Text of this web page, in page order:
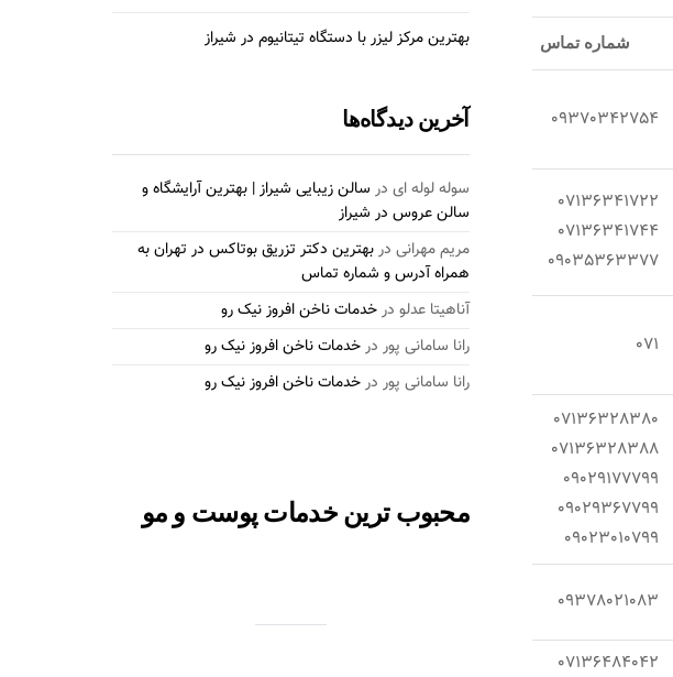
شماره تماس
09370342754
07136341722
07136341744
09035363377
071
07136328380
07136328388
09029177799
09029367799
09023010799
09378021083
07136484042
بهترین مرکز لیزر با دستگاه تیتانیوم در شیراز
آخرین دیدگاه‌ها
سوله لوله ای در سالن زیبایی شیراز | بهترین آرایشگاه و
سالن عروس در شیراز
مریم مهرانی دربهترین دکتر تزریق بوتاکس در تهران به
همراه آدرس و شماره تماس
آناهیتا عدلو درخدمات ناخن افروز نیک رو
رانا سامانی پور درخدمات ناخن افروز نیک رو
رانا سامانی پور درخدمات ناخن افروز نیک رو
محبوب ترین خدمات پوست و مو